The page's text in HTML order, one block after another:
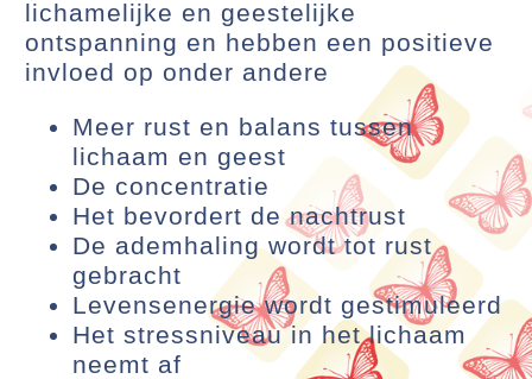
lichamelijke en geestelijke
ontspanning en hebben een positieve
invloed op onder andere
Meer rust en balans tussen
lichaam en geest
De concentratie
Het bevordert de nachtrust
De ademhaling wordt tot rust
gebracht
Levensenergie wordt gestimuleerd
Het stressniveau in het lichaam
neemt af